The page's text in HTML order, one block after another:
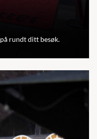
rundt ditt besøk.